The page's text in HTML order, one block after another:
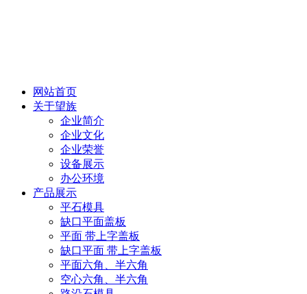
网站首页
关于望族
企业简介
企业文化
企业荣誉
设备展示
办公环境
产品展示
平石模具
缺口平面盖板
平面 带上字盖板
缺口平面 带上字盖板
平面六角、半六角
空心六角、半六角